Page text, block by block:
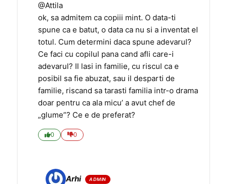
@Attila
ok, sa admitem ca copiii mint. O data-ti
spune ca e batut, o data ca nu si a inventat el
totul. Cum determini daca spune adevarul?
Ce faci cu copilul pana cand afli care-i
adevarul? Il lasi in familie, cu riscul ca e
posibil sa fie abuzat, sau il desparti de
familie, riscand sa tarasti familia intr-o drama
doar pentru ca ala micu’ a avut chef de
„glume”? Ce e de preferat?
0 0
Arhi